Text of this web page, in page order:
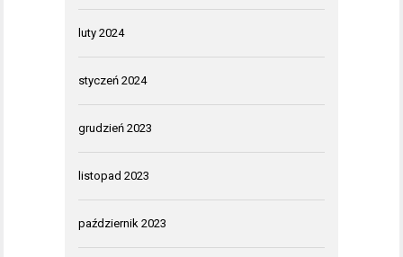
luty 2024
styczeń 2024
grudzień 2023
listopad 2023
październik 2023